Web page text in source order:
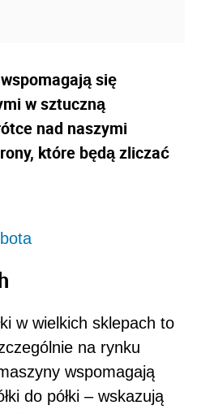
się
w sztuczną
nad naszymi
które będą zliczać
w wielkich sklepach to
na rynku
wspomagają
do półki – wskazują